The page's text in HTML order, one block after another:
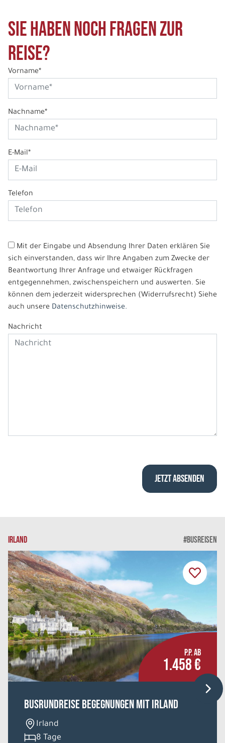
Sie haben noch Fragen zur
Reise?
Vorname*
Nachname*
E-Mail*
Telefon
Mit der Eingabe und Absendung Ihrer Daten erklären Sie
sich einverstanden, dass wir Ihre Angaben zum Zwecke der
Beantwortung Ihrer Anfrage und etwaiger Rückfragen
entgegennehmen, zwischenspeichern und auswerten. Sie
können dem jederzeit widersprechen (Widerrufsrecht) Siehe
auch unsere Datenschutzhinweise.
Nachricht
IRLAND #BUSREISEN
P.P. AB
1.458 €
Busrundreise Begegnungen mit Irland
Irland
8 Tage